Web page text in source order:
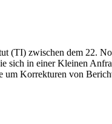
(TI) zwischen dem 22.
sich in einer Kleinen
Korrekturen von